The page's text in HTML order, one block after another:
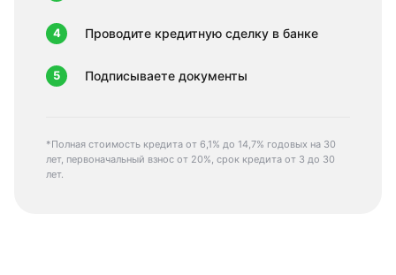
4 Проводите кредитную сделку в банке
5 Подписываете документы
*Полная стоимость кредита от 6,1% до 14,7% годовых на 30
лет, первоначальный взнос от 20%, срок кредита от 3 до 30
лет.